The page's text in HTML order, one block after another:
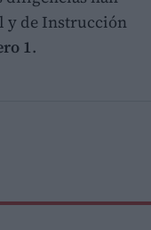
y de Instrucción
1.